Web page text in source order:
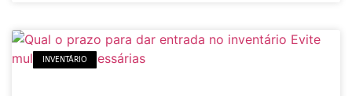
INVENTÁRIO